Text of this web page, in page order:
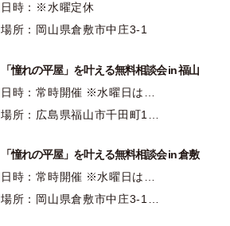
日時：※水曜定休
場所：岡山県倉敷市中庄3-1
「憧れの平屋」を叶える無料相談会 in 福山
日時：常時開催 ※水曜日は…
場所：広島県福山市千田町1…
「憧れの平屋」を叶える無料相談会 in 倉敷
日時：常時開催 ※水曜日は…
場所：岡山県倉敷市中庄3-1…